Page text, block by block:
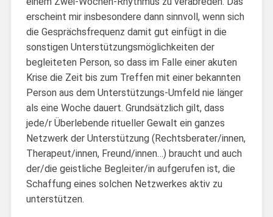
erscheint mir insbesondere dann sinnvoll, wenn sich
die Gesprächsfrequenz damit gut einfügt in die
sonstigen Unterstützungsmöglichkeiten der
begleiteten Person, so dass im Falle einer akuten
Krise die Zeit bis zum Treffen mit einer bekannten
Person aus dem Unterstützungs-Umfeld nie länger
als eine Woche dauert. Grundsätzlich gilt, dass
jede/r Überlebende ritueller Gewalt ein ganzes
Netzwerk der Unterstützung (Rechtsberater/innen,
Therapeut/innen, Freund/innen…) braucht und auch
der/die geistliche Begleiter/in aufgerufen ist, die
Schaffung eines solchen Netzwerkes aktiv zu
unterstützen.